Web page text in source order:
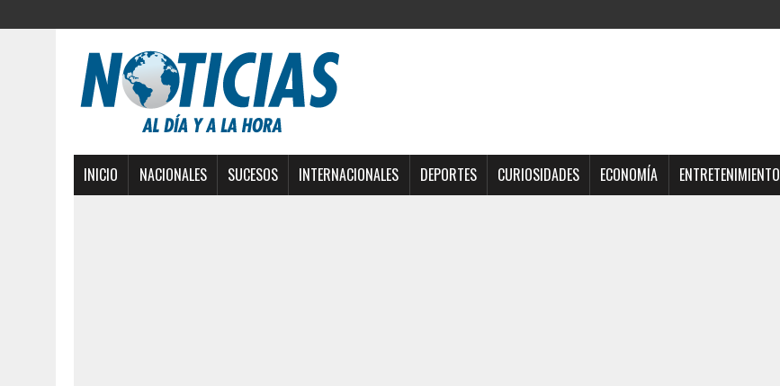
INICIO NACIONALES SUCESOS INTERNACIONALES DEPORTES CURIOSIDADES ECONOMÍA ENTRETENIMIENTO